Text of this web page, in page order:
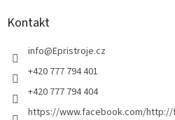
Kontakt
info@Epristroje.cz
+420 777 794 401
+420 777 794 404
https://www.facebook.com/